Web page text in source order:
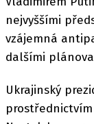
nejvyššími
vzájemná
dalšími
Ukrajinský